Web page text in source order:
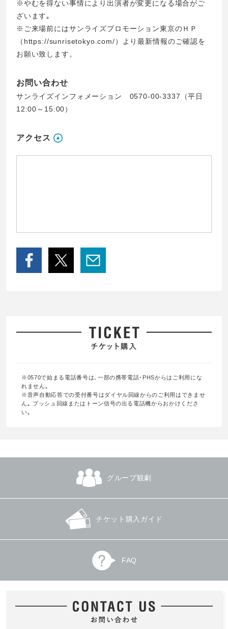
※やむを得ない事情により出演者が変更になる場合がご
ざいます｡
※ご来場前にはサンライズプロモーション東京のＨＰ
（https://sunrisetokyo.com/）より最新情報のご確認を
お願い致します。
お問い合わせ
サンライズインフォメーション 0570-00-3337（平日
12:00～15:00）
アクセス
※0570で始まる電話番号は､一部の携帯電話･PHSからはご利用にな
れません｡
※音声自動応答での受付番号はダイヤル回線からのご利用はできませ
ん｡ プッシュ回線またはトーン信号の出る電話機からおかけくださ
い｡
グループ観劇
チケット購入ガイド
FAQ